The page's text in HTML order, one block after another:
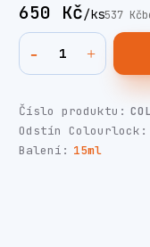
650 Kč/ks537 Kč
Číslo produktu:
Odstín Colourlock:
Balení: 15ml